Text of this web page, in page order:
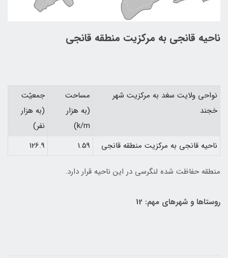
ناحيه قانجی به مركزيت منطقه قانجی
نواحي ولايت سغد به مركزيت شهر
خجند
مساحت
(به هزار
k/m)
جمعيّت
(به هزار
نفر)
ناحيه قانجی به مركزيت منطقه قانجی
1.59
126.9
منطقه حفاظت شده لنگرسی در اين ناحيه قرار دارد.
روستاها و شهرهای مهم: 12